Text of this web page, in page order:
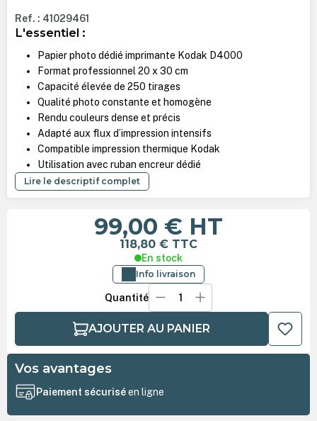
Ref. : 41029461
L'essentiel :
Papier photo dédié imprimante Kodak D4000
Format professionnel 20 x 30 cm
Capacité élevée de 250 tirages
Qualité photo constante et homogène
Rendu couleurs dense et précis
Adapté aux flux d’impression intensifs
Compatible impression thermique Kodak
Utilisation avec ruban encreur dédié
Lire le descriptif complet
99,00 € HT
118,80 € TTC
En stock
Info livraison
Quantité
AJOUTER AU PANIER
Vos avantages
Paiement sécuriséen ligne